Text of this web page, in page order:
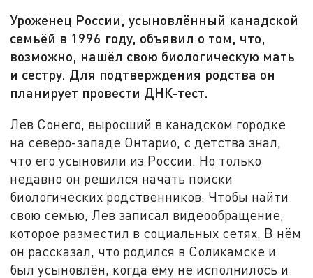
Уроженец России, усыновлённый канадской
семьёй в 1996 году, объявил о том, что,
возможно, нашёл свою биологическую мать
и сестру. Для подтверждения родства он
планирует провести ДНК-тест.
Лев Сонего, выросший в канадском городке
на северо-западе Онтарио, с детства знал,
что его усыновили из России. Но только
недавно он решился начать поиски
биологических родственников. Чтобы найти
свою семью, Лев записал видеообращение,
которое разместил в социальных сетях. В нём
он рассказал, что родился в Соликамске и
был усыновлён, когда ему не исполнилось и